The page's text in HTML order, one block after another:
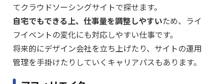
てクラウドソーシングサイトで探せます。
自宅でもできる上、仕事量を調整しやすいため、ライ
フイベントの変化にも対応しやすい仕事です。
将来的にデザイン会社を立ち上げたり、サイトの運用
管理を手掛けたりしていくキャリアパスもあります。